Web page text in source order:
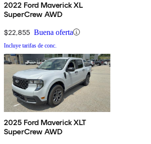
2022 Ford Maverick XL
SuperCrew AWD
$22,855 Buena oferta
Incluye tarifas de conc.
2025 Ford Maverick XLT
SuperCrew AWD